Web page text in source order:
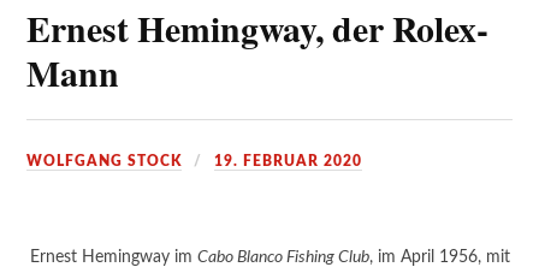
Ernest Hemingway, der Rolex-
Mann
WOLFGANG STOCK 19. FEBRUAR 2020
Ernest Hemingway im Cabo Blanco Fishing Club, im April 1956, mit